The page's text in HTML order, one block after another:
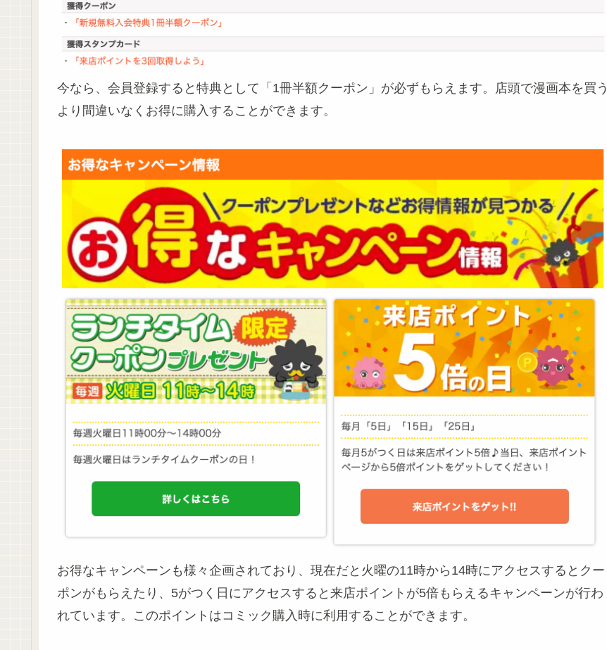
今なら、会員登録すると特典として「1冊半額クーポン」が必ずもらえます。店頭で漫画本を買う
より間違いなくお得に購入することができます。
お得なキャンペーンも様々企画されており、現在だと火曜の11時から14時にアクセスするとクー
ポンがもらえたり、5がつく日にアクセスすると来店ポイントが5倍もらえるキャンペーンが行わ
れています。このポイントはコミック購入時に利用することができます。